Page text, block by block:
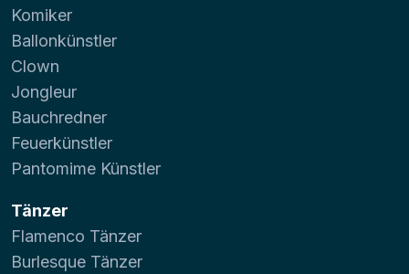
Komiker
Ballonkünstler
Clown
Jongleur
Bauchredner
Feuerkünstler
Pantomime Künstler
Tänzer
Flamenco Tänzer
Burlesque Tänzer